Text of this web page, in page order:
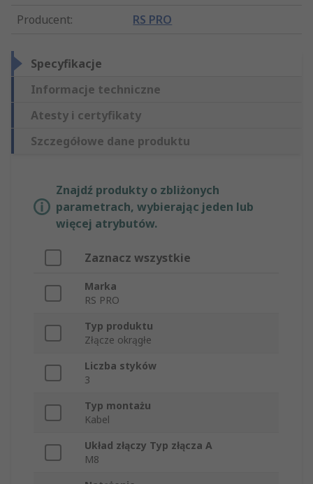
Producent: RS PRO
Specyfikacje
Informacje techniczne
Atesty i certyfikaty
Szczegółowe dane produktu
Znajdź produkty o zbliżonych
parametrach, wybierając jeden lub
więcej atrybutów.
Zaznacz wszystkie
Marka
RS PRO
Typ produktu
Złącze okrągłe
Liczba styków
3
Typ montażu
Kabel
Układ złączy Typ złącza A
M8